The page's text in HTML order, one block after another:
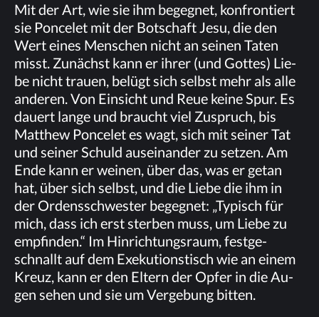
Mit der Art, wie sie ihm be­geg­net, kon­fron­tiert
sie Pon­ce­let mit der Bot­schaft Jesu, die den
Wert ei­nes Men­schen nicht an sei­nen Ta­ten
misst. Zu­nächst kann er ih­rer (und Got­tes) Lie­
be nicht trau­en, be­lügt sich selbst mehr als alle
an­de­ren. Von Ein­sicht und Reue kei­ne Spur. Es
dau­ert lan­ge und braucht viel Zu­spruch, bis
Matthew Pon­ce­let es wagt, sich mit sei­ner Tat
und sei­ner Schuld aus­ein­an­der zu set­zen. Am
Ende kann er wei­nen, über das, was er ge­tan
hat, über sich selbst, und die Lie­be die ihm in
der Or­dens­schwes­ter be­geg­net: „Ty­pisch für
mich, dass ich erst ster­ben muss, um Lie­be zu
emp­fin­den.“ Im Hin­rich­tungs­raum, fest­ge­
schnallt auf dem Exe­ku­ti­ons­tisch wie an ei­nem
Kreuz, kann er den El­tern der Op­fer in die Au­
gen se­hen und sie um Ver­ge­bung bitten.